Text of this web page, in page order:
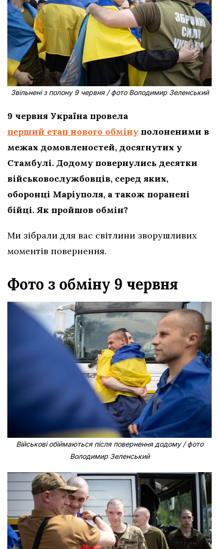
Звільнені з полону 9 червня / фото Володимир Зеленський
9 червня Україна провела
перший етап нового обміну полоненими в
межах домовленостей, досягнутих у
Стамбулі. Додому повернулись десятки
військовослужбовців, серед яких,
оборонці Маріуполя, а також поранені
бійці. Як пройшов обмін?
Ми зібрали для вас світлини зворушливих
моментів повернення.
Фото з обміну 9 червня
Військові обіймаються після повернення додому / фото
Володимир Зеленський